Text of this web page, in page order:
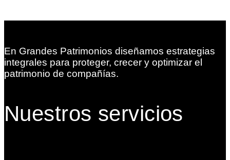
En Grandes Patrimonios diseñamos estrategias
integrales para proteger, crecer y optimizar el
patrimonio de compañías.
Nuestros servicios